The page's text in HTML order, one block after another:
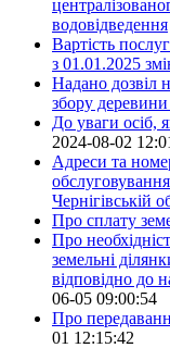
водовідведення
Вартість
з 01.01.2025
Надано дозвіл
збору
До уваги осіб,
2024-08-02
Адреси та
Чернігівській
Про сплату
Про
земельні
відповідно до
06-05 09:00:54
Про
01 12:15:42